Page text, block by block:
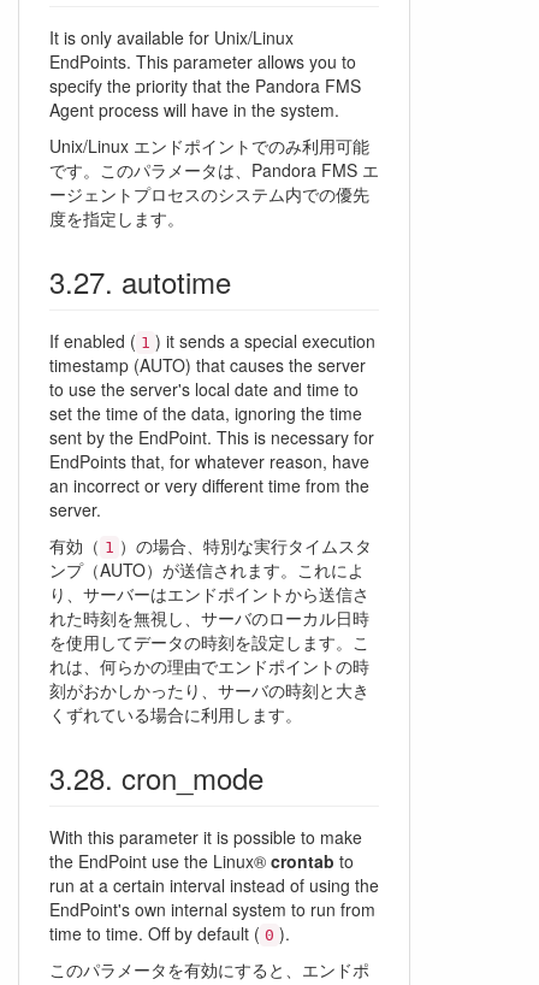
It is only available for Unix/Linux
EndPoints. This parameter allows you to
specify the priority that the Pandora FMS
Agent process will have in the system.
Unix/Linux エンドポイントでのみ利用可能
です。このパラメータは、Pandora FMS エ
ージェントプロセスのシステム内での優先
度を指定します。
autotime
If enabled ( 1 ) it sends a special execution
timestamp (AUTO) that causes the server
to use the server's local date and time to
set the time of the data, ignoring the time
sent by the EndPoint. This is necessary for
EndPoints that, for whatever reason, have
an incorrect or very different time from the
server.
有効（ 1 ）の場合、特別な実行タイムスタ
ンプ（AUTO）が送信されます。これによ
り、サーバーはエンドポイントから送信さ
れた時刻を無視し、サーバのローカル日時
を使用してデータの時刻を設定します。こ
れは、何らかの理由でエンドポイントの時
刻がおかしかったり、サーバの時刻と大き
くずれている場合に利用します。
cron_mode
With this parameter it is possible to make
the EndPoint use the Linux® crontab to
run at a certain interval instead of using the
EndPoint's own internal system to run from
time to time. Off by default ( 0 ).
このパラメータを有効にすると、エンドポ